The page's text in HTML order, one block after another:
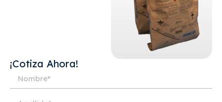
¡Cotiza Ahora!